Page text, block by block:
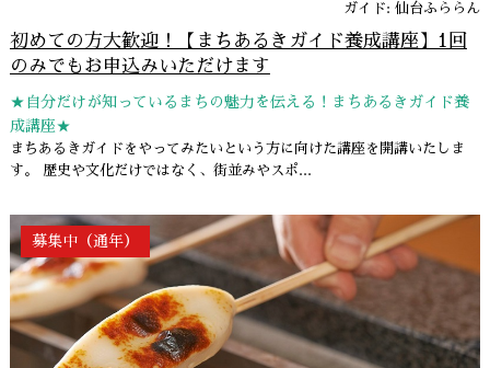
ガイド: 仙台ふららん
初めての方大歓迎！【まちあるきガイド養成講座】1回
のみでもお申込みいただけます
★自分だけが知っているまちの魅力を伝える！まちあるきガイド養
成講座★
まちあるきガイドをやってみたいという方に向けた講座を開講いたしま
す。 歴史や文化だけではなく、街並みやスポ...
募集中（通年）